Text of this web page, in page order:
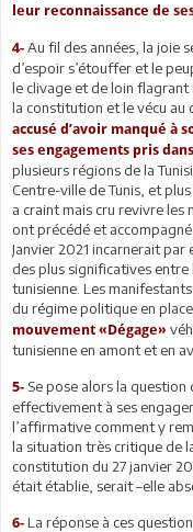
leur reconnaissance de
4- Au fil des années, la joie
d’espoir s’étouffer et le
le clivage et de loin flagrant
la constitution et le vécu au
accusé d’avoir manqué à
ses engagements pris
plusieurs régions de la
Centre-ville de Tunis, et
a craint mais cru revivre les
ont précédé et
Janvier 2021 incarnerait
des plus significatives
tunisienne. Les
du régime politique en
mouvement «Dégage»
tunisienne en amont et en
5- Se pose alors la question
effectivement à ses
l’affirmative comment y
la situation très critique de
constitution du 27 janvier
était établie, serait –elle
6- La réponse à ces